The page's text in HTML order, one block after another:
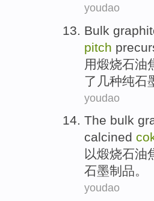
youdao
Bulk
pitch
用煅烧石油
了 几种纯石
youdao
The bulk
calcined
以煅烧石油
石墨制品。
youdao